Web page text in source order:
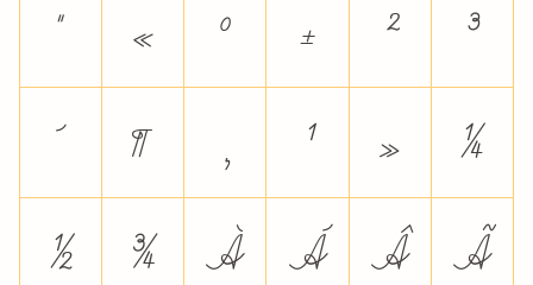
¨
« ° ± ²
³
´
¶ ¸ ¹ »
¼
½
¾ À Á Â
Ã